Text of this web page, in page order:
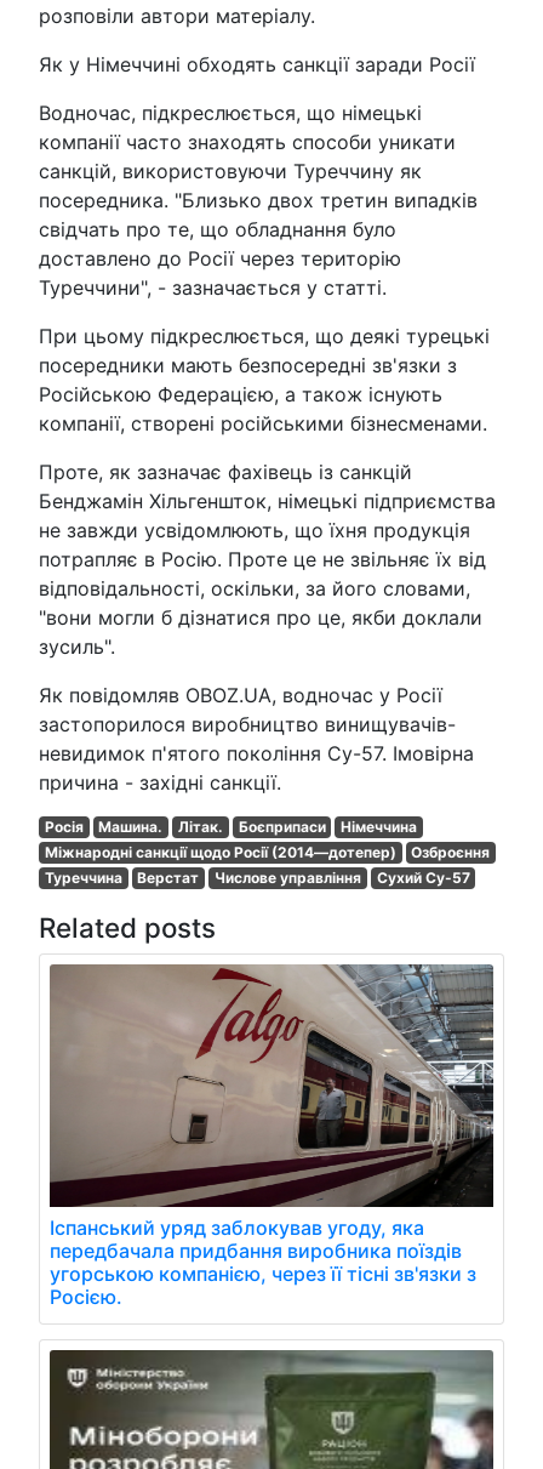
розповіли автори матеріалу.
Як у Німеччині обходять санкції заради Росії
Водночас, підкреслюється, що німецькі
компанії часто знаходять способи уникати
санкцій, використовуючи Туреччину як
посередника. "Близько двох третин випадків
свідчать про те, що обладнання було
доставлено до Росії через територію
Туреччини", - зазначається у статті.
При цьому підкреслюється, що деякі турецькі
посередники мають безпосередні зв'язки з
Російською Федерацією, а також існують
компанії, створені російськими бізнесменами.
Проте, як зазначає фахівець із санкцій
Бенджамін Хільгеншток, німецькі підприємства
не завжди усвідомлюють, що їхня продукція
потрапляє в Росію. Проте це не звільняє їх від
відповідальності, оскільки, за його словами,
"вони могли б дізнатися про це, якби доклали
зусиль".
Як повідомляв OBOZ.UA, водночас у Росії
застопорилося виробництво винищувачів-
невидимок п'ятого покоління Су-57. Імовірна
причина - західні санкції.
Росія Машина. Літак. Боєприпаси
Німеччина
Міжнародні санкції щодо Росії (2014—дотепер)
Озброєння
Туреччина
Верстат Числове управління Сухий Су-57
Related posts
Іспанський уряд заблокував угоду, яка
передбачала придбання виробника поїздів
угорською компанією, через її тісні зв'язки з
Росією.